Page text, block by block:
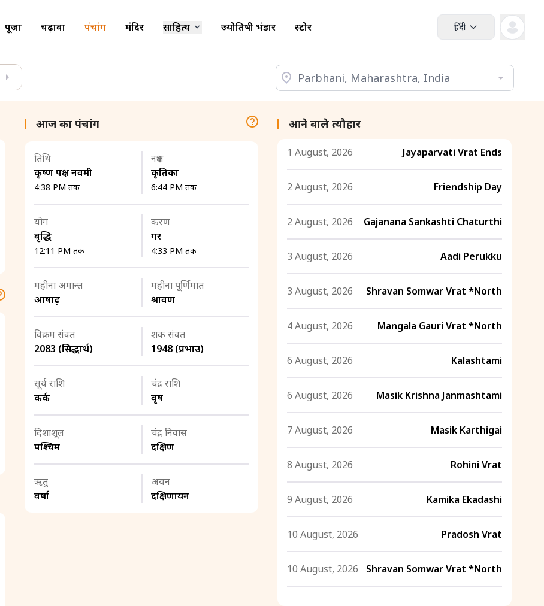
पूजा चढ़ावा पंचांग मंदिर साहित्य ज्योतिषी भंडार स्टोर हिंदी
आज का पंचांग
तिथि
कृष्ण पक्ष नवमी
4:38 PM तक
नक्षत्र
कृतिका
6:44 PM तक
योग
वृद्धि
12:11 PM तक
करण
गर
4:33 PM तक
महीना अमान्त
आषाढ़
महीना पूर्णिमांत
श्रावण
विक्रम संवत
2083 (सिद्धार्थ)
शक संवत
1948 (प्रभाउ)
सूर्य राशि
कर्क
चंद्र राशि
वृष
दिशाशूल
पश्चिम
चंद्र निवास
दक्षिण
ऋतु
वर्षा
अयन
दक्षिणायन
आने वाले त्यौहार
1 August, 2026 Jayaparvati Vrat Ends
2 August, 2026 Friendship Day
2 August, 2026 Gajanana Sankashti Chaturthi
3 August, 2026 Aadi Perukku
3 August, 2026 Shravan Somwar Vrat *North
4 August, 2026 Mangala Gauri Vrat *North
6 August, 2026 Kalashtami
6 August, 2026 Masik Krishna Janmashtami
7 August, 2026 Masik Karthigai
8 August, 2026 Rohini Vrat
9 August, 2026 Kamika Ekadashi
10 August, 2026 Pradosh Vrat
10 August, 2026 Shravan Somwar Vrat *North